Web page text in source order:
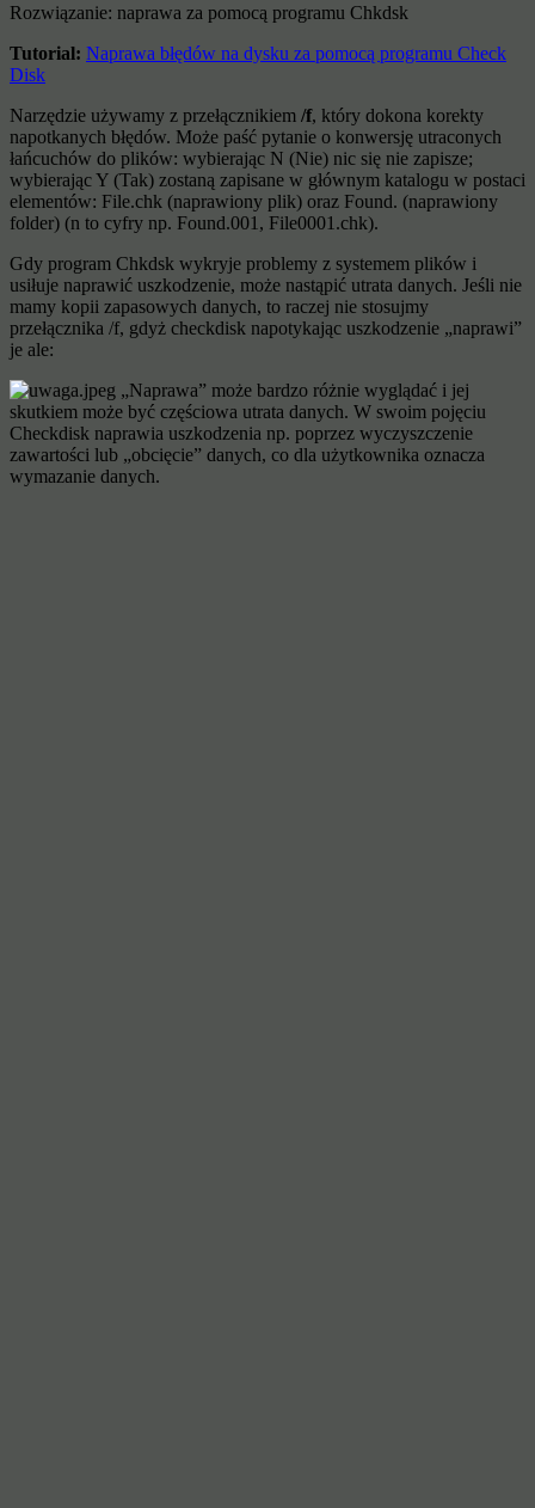
Rozwiązanie: naprawa za pomocą programu Chkdsk
Tutorial: Naprawa błędów na dysku za pomocą programu Check
Disk
Narzędzie używamy z przełącznikiem /f, który dokona korekty
napotkanych błędów. Może paść pytanie o konwersję utraconych
łańcuchów do plików: wybierając N (Nie) nic się nie zapisze;
wybierając Y (Tak) zostaną zapisane w głównym katalogu w postaci
elementów: File.chk (naprawiony plik) oraz Found. (naprawiony
folder) (n to cyfry np. Found.001, File0001.chk).
Gdy program Chkdsk wykryje problemy z systemem plików i
usiłuje naprawić uszkodzenie, może nastąpić utrata danych. Jeśli nie
mamy kopii zapasowych danych, to raczej nie stosujmy
przełącznika /f, gdyż checkdisk napotykając uszkodzenie „naprawi”
je ale:
„Naprawa” może bardzo różnie wyglądać i jej
skutkiem może być częściowa utrata danych. W swoim pojęciu
Checkdisk naprawia uszkodzenia np. poprzez wyczyszczenie
zawartości lub „obcięcie” danych, co dla użytkownika oznacza
wymazanie danych.